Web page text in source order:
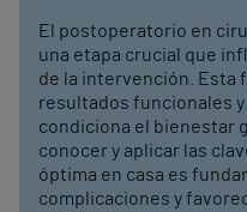
El postoperatorio en
una etapa crucial que
de la intervención. Esta
resultados funcionales
condiciona el bienestar
conocer y aplicar las
óptima en casa es
complicaciones y